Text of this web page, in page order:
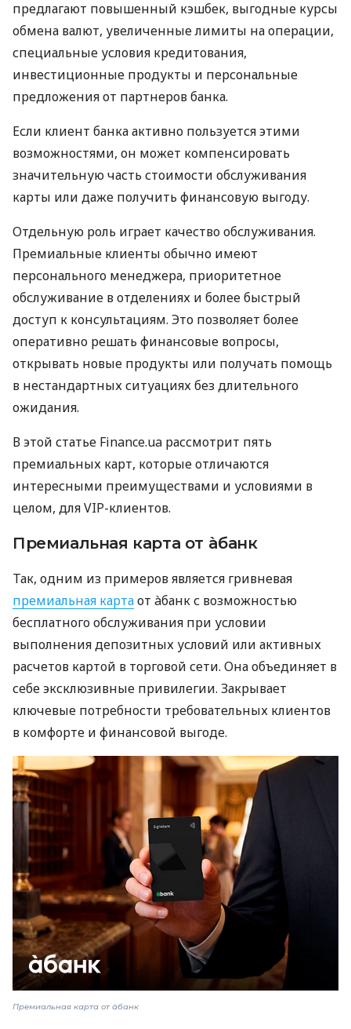
предлагают повышенный кэшбек, выгодные курсы
обмена валют, увеличенные лимиты на операции,
специальные условия кредитования,
инвестиционные продукты и персональные
предложения от партнеров банка.
Если клиент банка активно пользуется этими
возможностями, он может компенсировать
значительную часть стоимости обслуживания
карты или даже получить финансовую выгоду.
Отдельную роль играет качество обслуживания.
Премиальные клиенты обычно имеют
персонального менеджера, приоритетное
обслуживание в отделениях и более быстрый
доступ к консультациям. Это позволяет более
оперативно решать финансовые вопросы,
открывать новые продукты или получать помощь
в нестандартных ситуациях без длительного
ожидания.
В этой статье Finance.ua рассмотрит пять
премиальных карт, которые отличаются
интересными преимуществами и условиями в
целом, для VIP-клиентов.
Премиальная карта от àбанк
Так, одним из примеров является гривневая
премиальная картаот àбанк с возможностью
бесплатного обслуживания при условии
выполнения депозитных условий или активных
расчетов картой в торговой сети. Она объединяет в
себе эксклюзивные привилегии. Закрывает
ключевые потребности требовательных клиентов
в комфорте и финансовой выгоде.
Премиальная карта от àбанк